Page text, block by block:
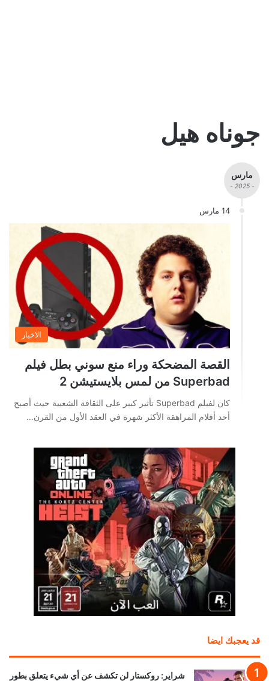
جوناه هيل
مارس
- 2025 -
14 مارس
الاخبار
القصة المضحكة وراء منع سوني بطل فيلم
Superbad من لمس بلايستيشن 2
كان لفيلم Superbad تأثير كبير على الثقافة الشعبية حيث أصبح
أحد أفلام المراهقة الأكثر شهرة في العقد الأول من القرن…
قد يعجبك ايضا
شراير: روكستار لن تكشف عن أي شيء يتعلق بطور